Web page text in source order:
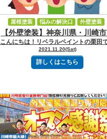
【外壁塗装】神奈川県・川崎
こんにちは！リベラルペイントの栗田
2021.11.20(Sat)
詳しくはこちら
屋根塗装 悩みの解決口
外壁塗装
補助金・助成金
新着情報
イベント・キャンペーン